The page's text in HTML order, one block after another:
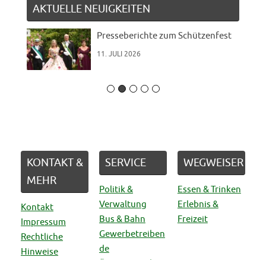
AKTUELLE NEUIGKEITEN
Presseberichte zum Schützenfest
11. JULI 2026
KONTAKT &
MEHR
Kontakt
Impressum
Rechtliche
Hinweise
SERVICE
Politik &
Verwaltung
Bus & Bahn
Gewerbetreiben
de
WEGWEISER
Essen & Trinken
Erlebnis &
Freizeit